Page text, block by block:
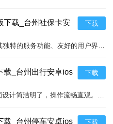
私人信息。
理平台。通过其强大的功能和
的安全，还极大地提升了用户
无论是对于追求高效生活的现代
下载_台州社保卡安
下载
载_台州出行安卓ios
下载
载_台州停车安卓ios
下载